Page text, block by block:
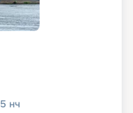
5 нч